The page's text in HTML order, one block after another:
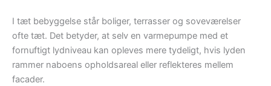
I tæt bebyggelse står boliger, terrasser og soveværelser
ofte tæt. Det betyder, at selv en varmepumpe med et
fornuftigt lydniveau kan opleves mere tydeligt, hvis lyden
rammer naboens opholdsareal eller reflekteres mellem
facader.